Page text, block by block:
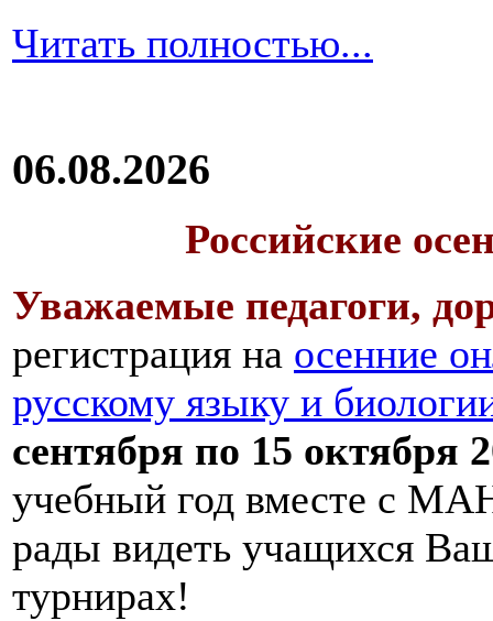
Читать полностью...
06.08.2026
Российские
Уважаемые педагоги,
регистрация на осенние
русскому языку и
сентября по 15 октября
учебный год вместе с
рады видеть учащихся
турнирах!